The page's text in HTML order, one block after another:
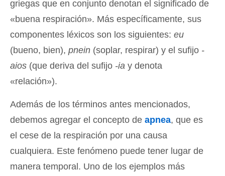
griegas que en conjunto denotan el significado de
«buena respiración». Más específicamente, sus
componentes léxicos son los siguientes: eu
(bueno, bien), pnein (soplar, respirar) y el sufijo -
aios (que deriva del sufijo -ia y denota
«relación»).
Además de los términos antes mencionados,
debemos agregar el concepto de apnea, que es
el cese de la respiración por una causa
cualquiera. Este fenómeno puede tener lugar de
manera temporal. Uno de los ejemplos más